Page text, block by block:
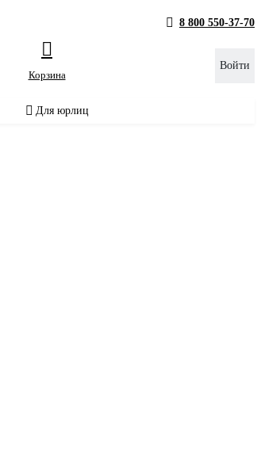
8 800 550-37-70
Корзина
Войти
Для юрлиц